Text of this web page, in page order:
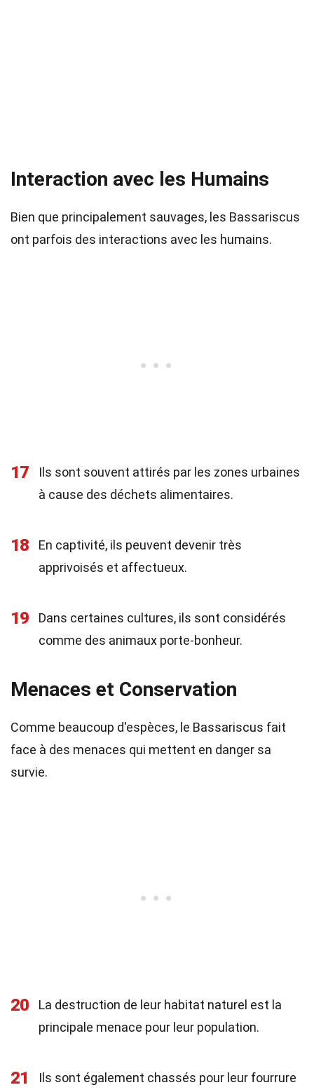
Interaction avec les Humains
Bien que principalement sauvages, les Bassariscus
ont parfois des interactions avec les humains.
17
Ils sont souvent attirés par les zones urbaines
à cause des déchets alimentaires.
18
En captivité, ils peuvent devenir très
apprivoisés et affectueux.
19
Dans certaines cultures, ils sont considérés
comme des animaux porte-bonheur.
Menaces et Conservation
Comme beaucoup d'espèces, le Bassariscus fait
face à des menaces qui mettent en danger sa
survie.
20
La destruction de leur habitat naturel est la
principale menace pour leur population.
21
Ils sont également chassés pour leur fourrure